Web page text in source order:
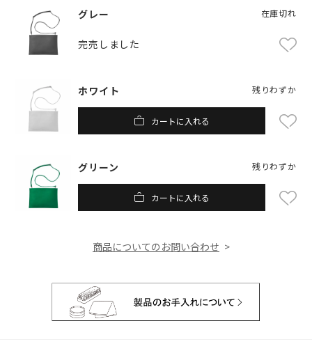
グレー 在庫切れ
完売しました
ホワイト 残りわずか
カートに入れる
グリーン 残りわずか
カートに入れる
商品についてのお問い合わせ